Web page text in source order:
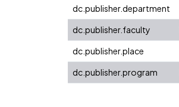
dc.publisher.department
dc.publisher.faculty
dc.publisher.place
dc.publisher.program